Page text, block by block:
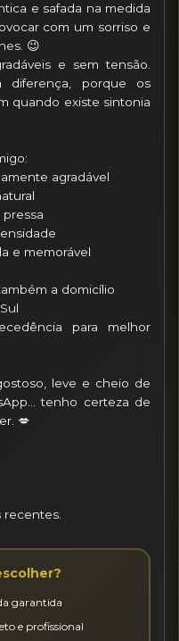
e safada na medida
com um sorriso e
😉
e sem tensão.
diferença, porque os
quando existe sintonia
agradável
e memorável
a domicílio
para melhor
leve e cheio de
tenho certeza de
💋
recentes.
garantida
e profissional